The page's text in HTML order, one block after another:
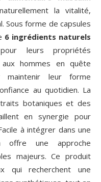
la vitalité,
Sous forme de capsules
6 ingrédients naturels
pour leurs propriétés
aux hommes en quête
maintenir leur forme
au quotidien. La
botaniques et des
en synergie pour
à intégrer dans une
offre une approche
majeurs. Ce produit
qui recherchent une